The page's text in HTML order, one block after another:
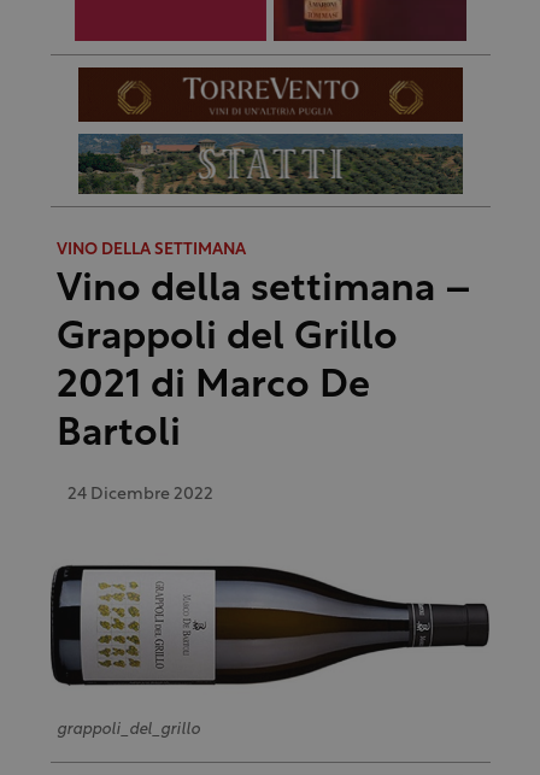
VINO DELLA SETTIMANA
Vino della settimana –
Grappoli del Grillo
2021 di Marco De
Bartoli
24 Dicembre 2022
grappoli_del_grillo